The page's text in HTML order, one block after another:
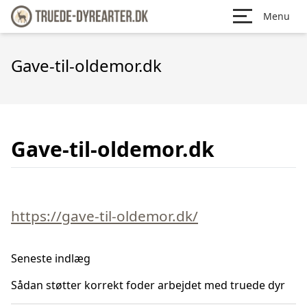
Menu
Gave-til-oldemor.dk
Gave-til-oldemor.dk
https://gave-til-oldemor.dk/
Seneste indlæg
Sådan støtter korrekt foder arbejdet med truede dyr